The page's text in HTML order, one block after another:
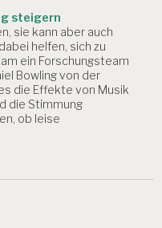
steigern
sie kann aber auch
helfen, sich zu
ein Forschungsteam
Bowling von der
die Effekte von Musik
die Stimmung
ob leise